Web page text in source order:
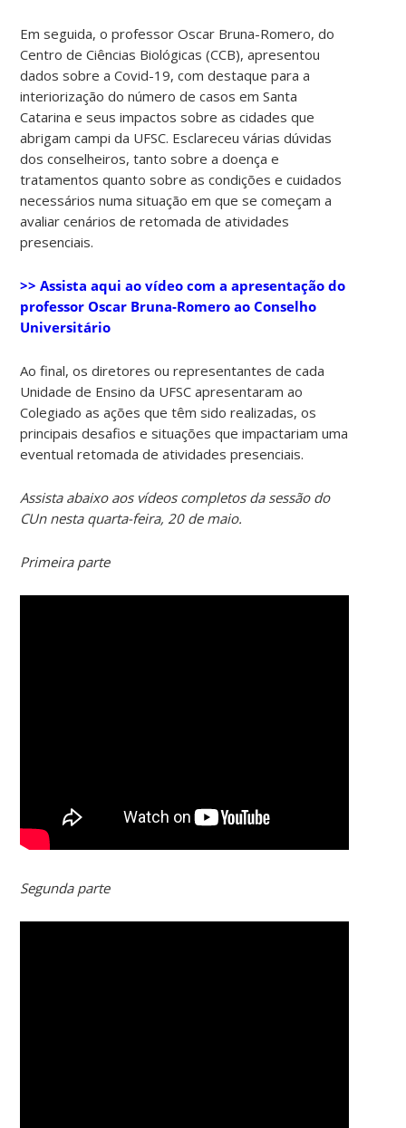
Em seguida, o professor Oscar Bruna-Romero, do
Centro de Ciências Biológicas (CCB), apresentou
dados sobre a Covid-19, com destaque para a
interiorização do número de casos em Santa
Catarina e seus impactos sobre as cidades que
abrigam campi da UFSC. Esclareceu várias dúvidas
dos conselheiros, tanto sobre a doença e
tratamentos quanto sobre as condições e cuidados
necessários numa situação em que se começam a
avaliar cenários de retomada de atividades
presenciais.
>> Assista aqui ao vídeo com a apresentação do
professor Oscar Bruna-Romero ao Conselho
Universitário
Ao final, os diretores ou representantes de cada
Unidade de Ensino da UFSC apresentaram ao
Colegiado as ações que têm sido realizadas, os
principais desafios e situações que impactariam uma
eventual retomada de atividades presenciais.
Assista abaixo aos vídeos completos da sessão do
CUn nesta quarta-feira, 20 de maio.
Primeira parte
Segunda parte